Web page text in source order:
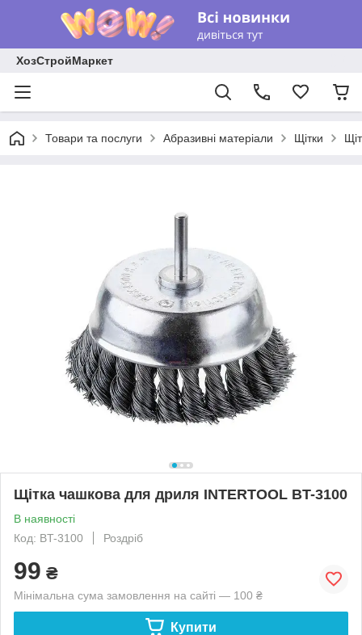
ХозСтройМаркет
Товари та послуги Абразивні матеріали Щітки
Щітка чашкова для дриля INTERTOOL BT-3100
В наявності
Код: BT-3100
Роздріб
99 ₴
Мінімальна сума замовлення на сайті — 100 ₴
Купити